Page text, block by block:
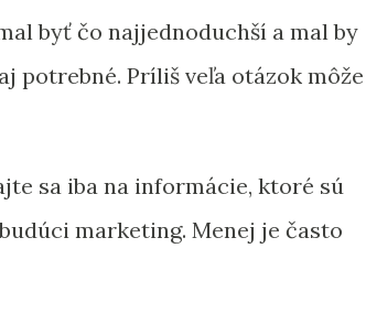
byť čo najjednoduchší a mal by
potrebné. Príliš veľa otázok môže
sa iba na informácie, ktoré sú
marketing. Menej je často